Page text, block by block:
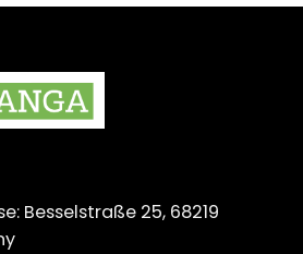
Besselstraße 25, 68219